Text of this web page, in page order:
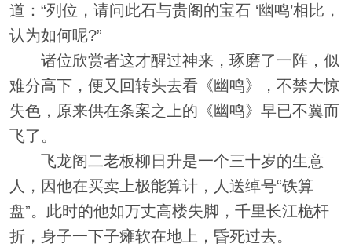
道：“列位，请问此石与贵阁的宝石 ‘幽鸣’相比，
认为如何呢?”
诸位欣赏者这才醒过神来，琢磨了一阵，似
难分高下，便又回转头去看《幽鸣》，不禁大惊
失色，原来供在条案之上的《幽鸣》早已不翼而
飞了。
飞龙阁二老板柳日升是一个三十岁的生意
人，因他在买卖上极能算计，人送绰号“铁算
盘”。此时的他如万丈高楼失脚，千里长江桅杆
折，身子一下子瘫软在地上，昏死过去。